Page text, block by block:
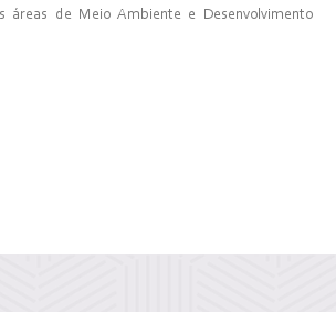
áreas de Meio Ambiente e Desenvolvimento